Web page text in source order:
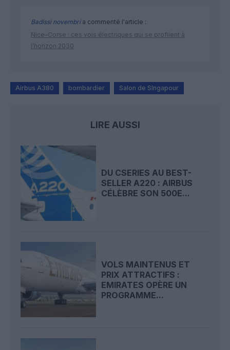
Badissi novembria commenté l'article :
Nice–Corse : ces vols électriques qui se profilent à
l’horizon 2030
Airbus A380 bombardier Salon de SIngapour
LIRE AUSSI
DU CSERIES AU BEST-
SELLER A220 : AIRBUS
CÉLÈBRE SON 500E...
VOLS MAINTENUS ET
PRIX ATTRACTIFS :
EMIRATES OPÈRE UN
PROGRAMME...